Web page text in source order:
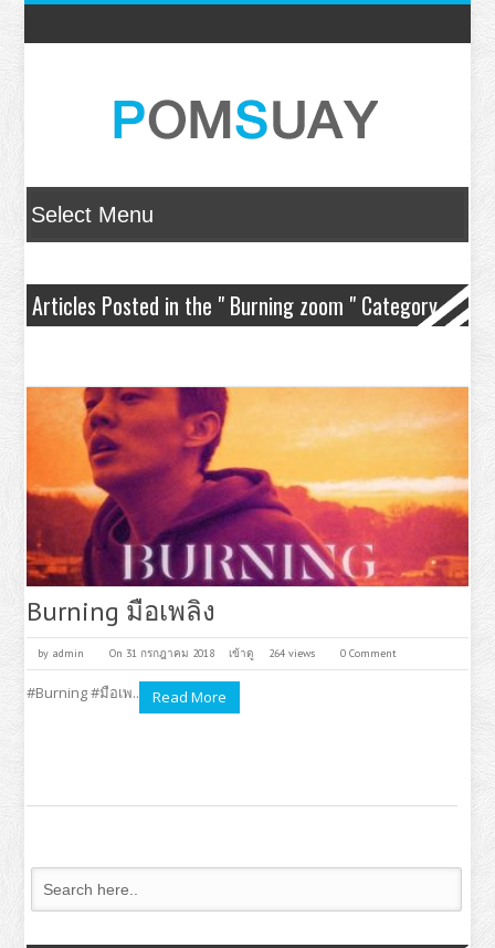
Articles Posted in the " Burning zoom " Category
Burning มือเพลิง
by admin On 31 กรกฎาคม 2018 เข้าดู 264 views 0 Comment
#Burning #มือเพ.. Read More